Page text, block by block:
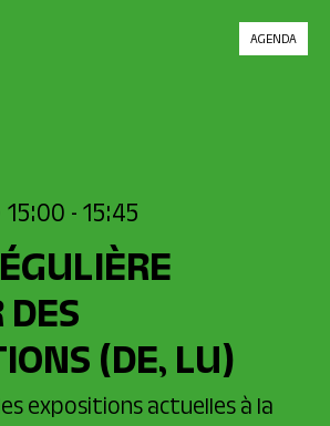
AGENDA
15:00 - 15:45
(DE, LU)
expositions actuelles à la